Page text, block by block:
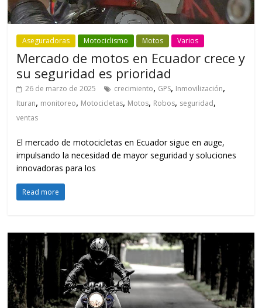
Aseguradoras Motociclismo Motos Varios
Mercado de motos en Ecuador crece y
su seguridad es prioridad
26 de marzo de 2025 crecimiento, GPS, Inmovilización,
Ituran, monitoreo, Motocicletas, Motos, Robos, seguridad,
ventas
El mercado de motocicletas en Ecuador sigue en auge,
impulsando la necesidad de mayor seguridad y soluciones
innovadoras para los
Read more